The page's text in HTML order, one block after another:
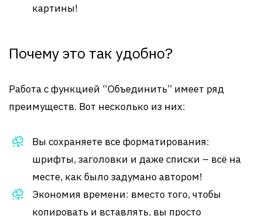
картины!
Почему это так удобно?
Работа с функцией “Объединить” имеет ряд
преимуществ. Вот несколько из них:
Вы сохраняете все форматирования:
шрифты, заголовки и даже списки – всё на
месте, как было задумано автором!
Экономия времени: вместо того, чтобы
копировать и вставлять, вы просто